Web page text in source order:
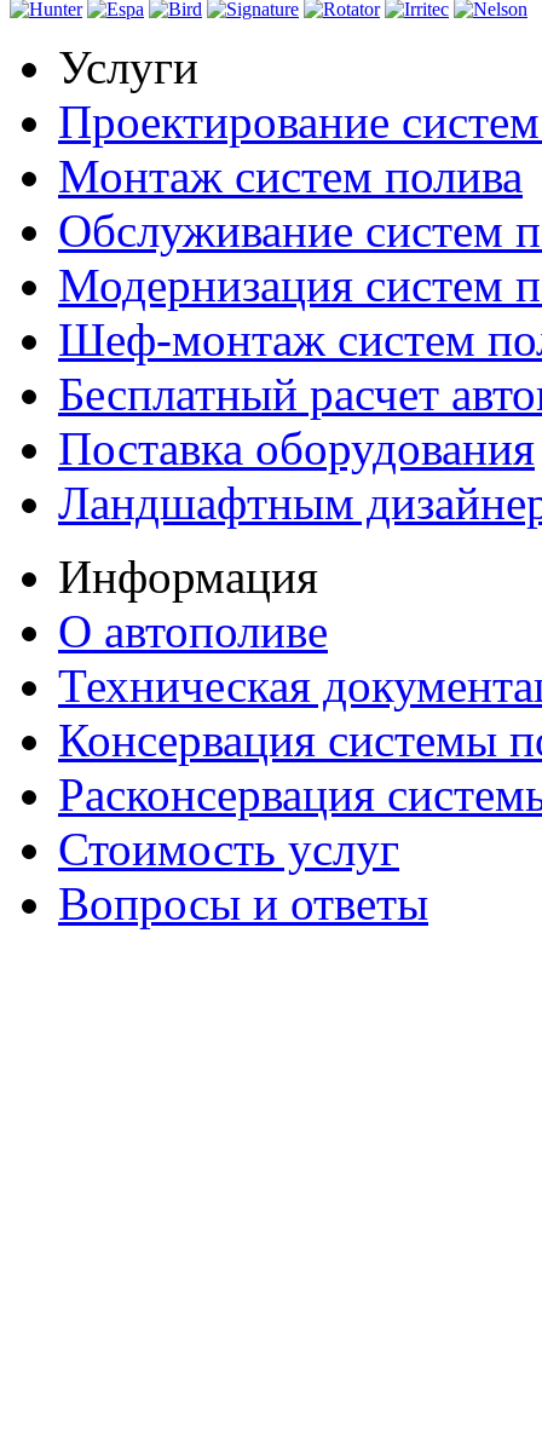
Услуги
Проектирование
Монтаж систем полива
Обслуживание систем
Модернизация систем
Шеф-монтаж систем
Бесплатный расчет
Поставка оборудования
Ландшафтным
Информация
О автополиве
Техническая
Консервация системы
Расконсервация
Стоимость услуг
Вопросы и ответы